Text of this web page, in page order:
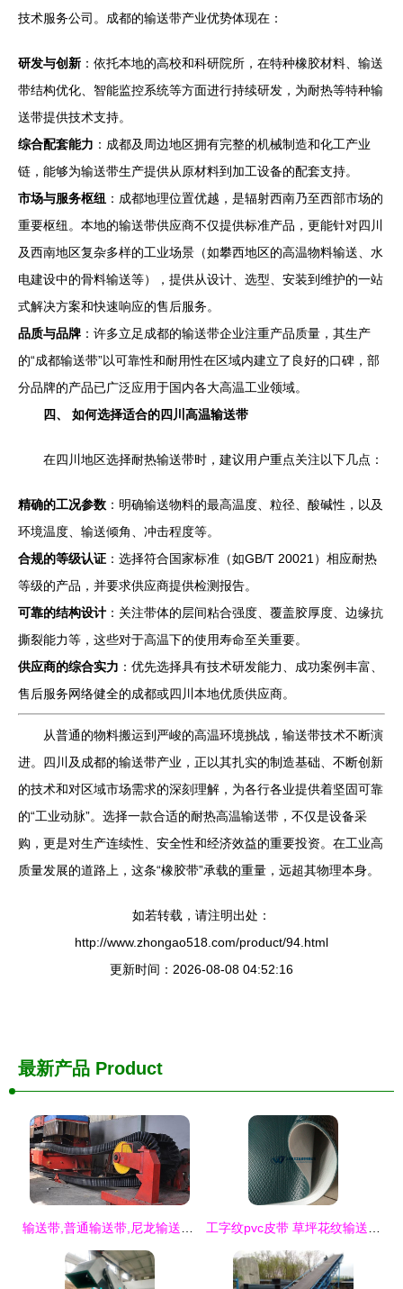
技术服务公司。成都的输送带产业优势体现在：
研发与创新 ：依托本地的高校和科研院所，在特种橡胶材料、输送
带结构优化、智能监控系统等方面进行持续研发，为耐热等特种输
送带提供技术支持。
综合配套能力 ：成都及周边地区拥有完整的机械制造和化工产业
链，能够为输送带生产提供从原材料到加工设备的配套支持。
市场与服务枢纽 ：成都地理位置优越，是辐射西南乃至西部市场的
重要枢纽。本地的输送带供应商不仅提供标准产品，更能针对四川
及西南地区复杂多样的工业场景（如攀西地区的高温物料输送、水
电建设中的骨料输送等），提供从设计、选型、安装到维护的一站
式解决方案和快速响应的售后服务。
品质与品牌 ：许多立足成都的输送带企业注重产品质量，其生产
的“成都输送带”以可靠性和耐用性在区域内建立了良好的口碑，部
分品牌的产品已广泛应用于国内各大高温工业领域。
四、 如何选择适合的四川高温输送带
在四川地区选择耐热输送带时，建议用户重点关注以下几点：
精确的工况参数 ：明确输送物料的最高温度、粒径、酸碱性，以及
环境温度、输送倾角、冲击程度等。
合规的等级认证 ：选择符合国家标准（如GB/T 20021）相应耐热
等级的产品，并要求供应商提供检测报告。
可靠的结构设计 ：关注带体的层间粘合强度、覆盖胶厚度、边缘抗
撕裂能力等，这些对于高温下的使用寿命至关重要。
供应商的综合实力 ：优先选择具有技术研发能力、成功案例丰富、
售后服务网络健全的成都或四川本地优质供应商。
从普通的物料搬运到严峻的高温环境挑战，输送带技术不断演
进。四川及成都的输送带产业，正以其扎实的制造基础、不断创新
的技术和对区域市场需求的深刻理解，为各行各业提供着坚固可靠
的“工业动脉”。选择一款合适的耐热高温输送带，不仅是设备采
购，更是对生产连续性、安全性和经济效益的重要投资。在工业高
质量发展的道路上，这条“橡胶带”承载的重量，远超其物理本身。
如若转载，请注明出处：
http://www.zhongao518.com/product/94.html
更新时间：2026-08-08 04:52:16
最新产品 Product
输送带,普通输送带,尼龙输送带_保定八达胶带_产品中心 工字纹pvc皮带 草坪花纹输送带 波浪花纹输送带